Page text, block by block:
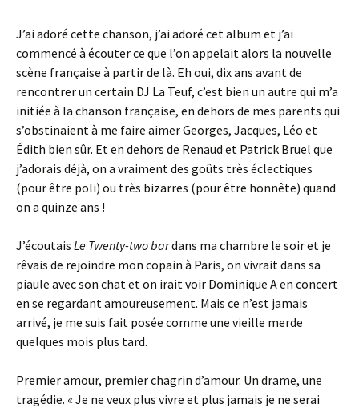
J’ai adoré cette chanson, j’ai adoré cet album et j’ai
commencé à écouter ce que l’on appelait alors la nouvelle
scène française à partir de là. Eh oui, dix ans avant de
rencontrer un certain DJ La Teuf, c’est bien un autre qui m’a
initiée à la chanson française, en dehors de mes parents qui
s’obstinaient à me faire aimer Georges, Jacques, Léo et
Édith bien sûr. Et en dehors de Renaud et Patrick Bruel que
j’adorais déjà, on a vraiment des goûts très éclectiques
(pour être poli) ou très bizarres (pour être honnête) quand
on a quinze ans !
J’écoutais Le Twenty-two bardans ma chambre le soir et je
rêvais de rejoindre mon copain à Paris, on vivrait dans sa
piaule avec son chat et on irait voir Dominique A en concert
en se regardant amoureusement. Mais ce n’est jamais
arrivé, je me suis fait posée comme une vieille merde
quelques mois plus tard.
Premier amour, premier chagrin d’amour. Un drame, une
tragédie. « Je ne veux plus vivre et plus jamais je ne serai